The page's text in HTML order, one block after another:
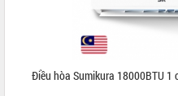
Điều hòa Sumikura 18000BTU 1